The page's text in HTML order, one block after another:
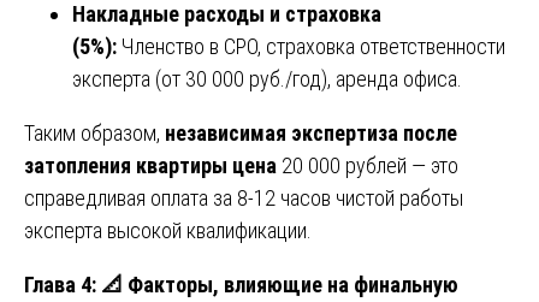
Накладные расходы и страховка
(5%): Членство в СРО, страховка ответственности
эксперта (от 30 000 руб./год), аренда офиса.
Таким образом, независимая экспертиза после
затопления квартиры цена 20 000 рублей — это
справедливая оплата за 8-12 часов чистой работы
эксперта высокой квалификации.
Глава 4: 📐 Факторы, влияющие на финальную